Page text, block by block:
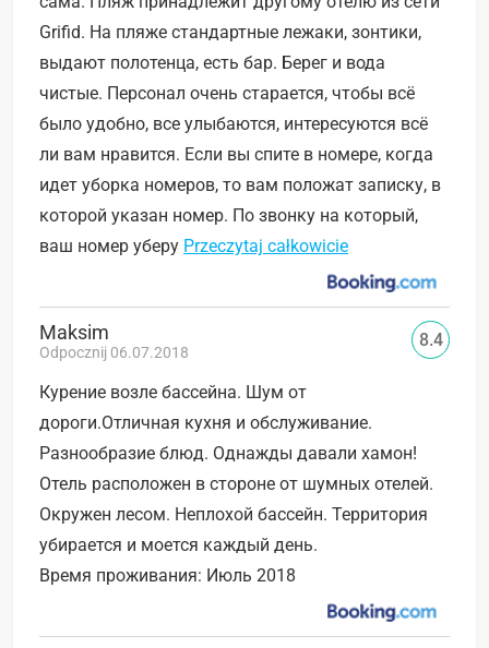
Grifid. На пляже стандартные лежаки, зонтики,
выдают полотенца, есть бар. Берег и вода
чистые. Персонал очень старается, чтобы всё
было удобно, все улыбаются, интересуются всё
ли вам нравится. Если вы спите в номере, когда
идет уборка номеров, то вам положат записку, в
которой указан номер. По звонку на который,
ваш номер уберу Przeczytaj całkowicie
Maksim
Odpocznij 06.07.2018
Курение возле бассейна. Шум от
дороги.Отличная кухня и обслуживание.
Разнообразие блюд. Однажды давали хамон!
Отель расположен в стороне от шумных отелей.
Окружен лесом. Неплохой бассейн. Территория
убирается и моется каждый день.
Время проживания: Июль 2018
8.4